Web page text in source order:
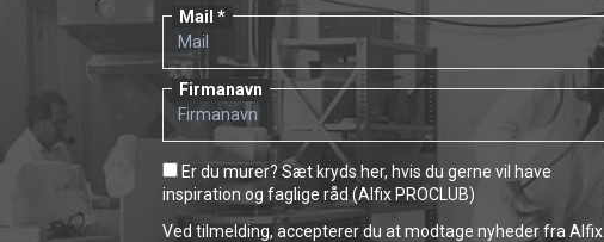
Mail
Firmanavn
Er du murer? Sæt kryds her, hvis du gerne vil have
inspiration og faglige råd (Alfix PROCLUB)
Ved tilmelding, accepterer du at modtage nyheder fra Alfix.